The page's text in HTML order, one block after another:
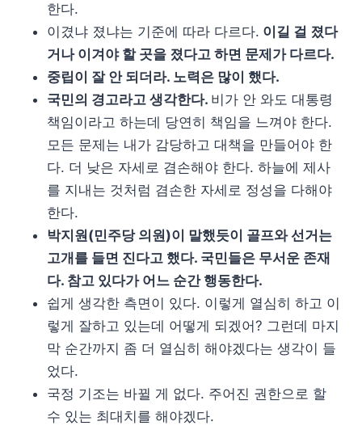
한다.
이겼냐 졌냐는 기준에 따라 다르다. 이길 걸 졌다
거나 이겨야 할 곳을 졌다고 하면 문제가 다르다.
중립이 잘 안 되더라. 노력은 많이 했다.
국민의 경고라고 생각한다. 비가 안 와도 대통령
책임이라고 하는데 당연히 책임을 느껴야 한다.
모든 문제는 내가 감당하고 대책을 만들어야 한
다. 더 낮은 자세로 겸손해야 한다. 하늘에 제사
를 지내는 것처럼 겸손한 자세로 정성을 다해야
한다.
박지원(민주당 의원)이 말했듯이 골프와 선거는
고개를 들면 진다고 했다. 국민들은 무서운 존재
다. 참고 있다가 어느 순간 행동한다.
쉽게 생각한 측면이 있다. 이렇게 열심히 하고 이
렇게 잘하고 있는데 어떻게 되겠어? 그런데 마지
막 순간까지 좀 더 열심히 해야겠다는 생각이 들
었다.
국정 기조는 바뀔 게 없다. 주어진 권한으로 할
수 있는 최대치를 해야겠다.